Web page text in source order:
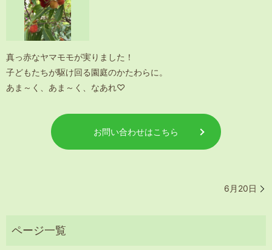
真っ赤なヤマモモが実りました！
子どもたちが駆け回る園庭のかたわらに。
あま～く、あま～く、なあれ♡
お問い合わせはこちら
6月20日